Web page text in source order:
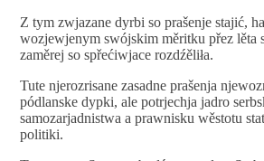
Z tym zwjazane dyrbi so prašenje stajić,
wozjewjenym swójskim měritku přez lěta
zaměrej so spřećiwjace rozdźěliła.
Tute njerozrisane zasadne prašenja
pódlanske dypki, ale potrjechja jadro
samozarjadnistwa a prawnisku wěstotu
politiki.